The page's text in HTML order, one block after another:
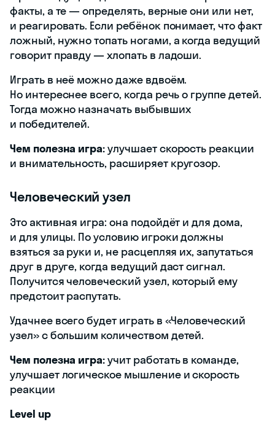
факты, а те — определять, верные они или нет,
и реагировать. Если ребёнок понимает, что факт
ложный, нужно топать ногами, а когда ведущий
говорит правду — хлопать в ладоши.
Играть в неё можно даже вдвоём.
Но интереснее всего, когда речь о группе детей.
Тогда можно назначать выбывших
и победителей.
Чем полезна игра:улучшает скорость реакции
и внимательность, расширяет кругозор.
Человеческий узел
Это активная игра: она подойдёт и для дома,
и для улицы. По условию игроки должны
взяться за руки и, не расцепляя их, запутаться
друг в друге, когда ведущий даст сигнал.
Получится человеческий узел, который ему
предстоит распутать.
Удачнее всего будет играть в «Человеческий
узел» с большим количеством детей.
Чем полезна игра:учит работать в команде,
улучшает логическое мышление и скорость
реакции
Level up